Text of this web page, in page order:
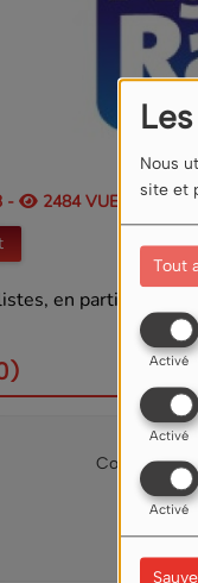
Nous
site et
Tout
Activé
Activé
Activé
-
2484 VUES
en particulier
Connectez-